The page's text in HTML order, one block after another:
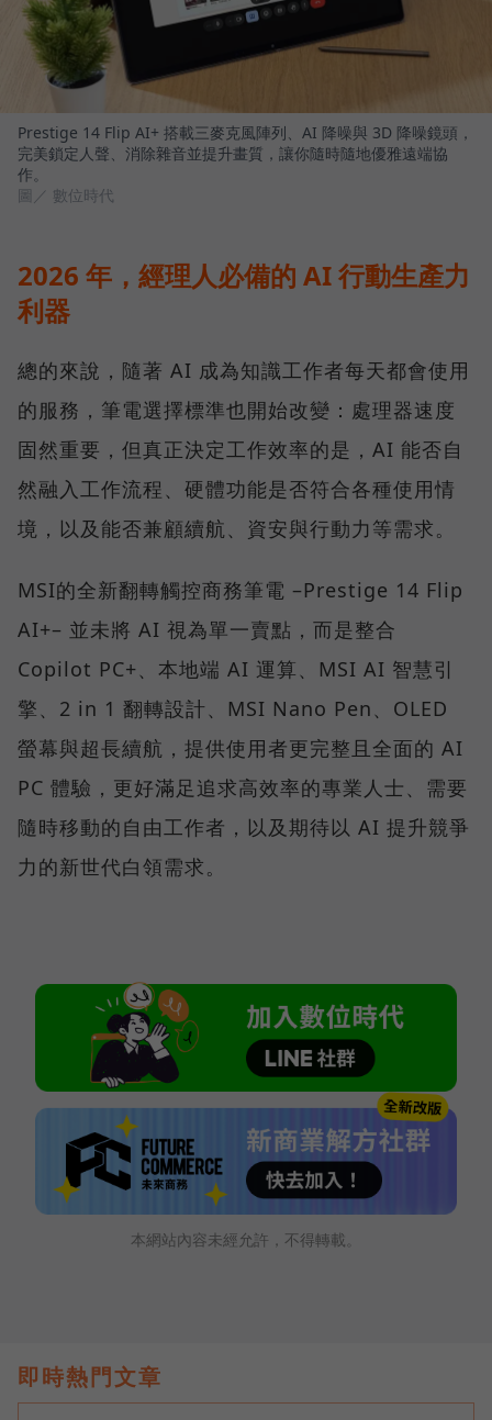
Prestige 14 Flip AI+ 搭載三麥克風陣列、AI 降噪與 3D 降噪鏡頭，
完美鎖定人聲、消除雜音並提升畫質，讓你隨時隨地優雅遠端協
作。
圖／ 數位時代
2026 年，經理人必備的 AI 行動生產力
利器
總的來說，隨著 AI 成為知識工作者每天都會使用
的服務，筆電選擇標準也開始改變：處理器速度
固然重要，但真正決定工作效率的是，AI 能否自
然融入工作流程、硬體功能是否符合各種使用情
境，以及能否兼顧續航、資安與行動力等需求。
MSI的全新翻轉觸控商務筆電 –Prestige 14 Flip
AI+– 並未將 AI 視為單一賣點，而是整合
Copilot PC+、本地端 AI 運算、MSI AI 智慧引
擎、2 in 1 翻轉設計、MSI Nano Pen、OLED
螢幕與超長續航，提供使用者更完整且全面的 AI
PC 體驗，更好滿足追求高效率的專業人士、需要
隨時移動的自由工作者，以及期待以 AI 提升競爭
力的新世代白領需求。
本網站內容未經允許，不得轉載。
即時熱門文章